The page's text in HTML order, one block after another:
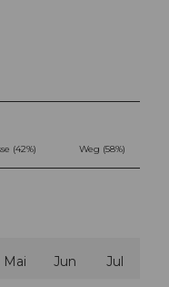
(42%) Weg (58%)
Mai Jun Jul